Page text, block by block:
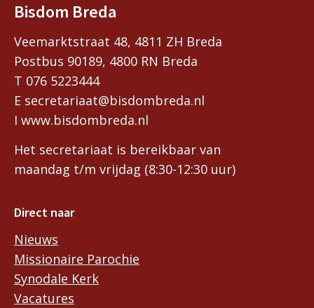
Bisdom Breda
Veemarktstraat 48, 4811 ZH Breda
Postbus 90189, 4800 RN Breda
T 076 5223444
E secretariaat@bisdombreda.nl
I www.bisdombreda.nl
Het secretariaat is bereikbaar van
maandag t/m vrijdag (8:30-12:30 uur)
Direct naar
Nieuws
Missionaire Parochie
Synodale Kerk
Vacatures